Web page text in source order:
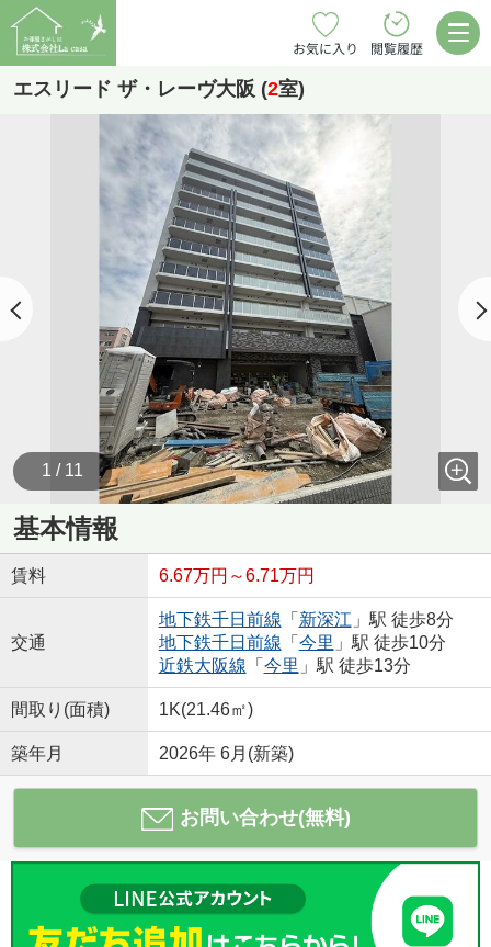
お気に入り 閲覧履歴
エスリード ザ・レーヴ大阪 (2室)
1 / 11
基本情報
賃料 6.67万円～6.71万円
交通
地下鉄千日前線 「 新深江 」駅 徒歩8分
地下鉄千日前線 「 今里 」駅 徒歩10分
近鉄大阪線 「 今里 」駅 徒歩13分
間取り(面積) 1K(21.46㎡)
築年月 2026年 6月(新築)
お問い合わせ(無料)